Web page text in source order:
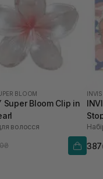
BLOOM
Super Bloom Clip in
волосся